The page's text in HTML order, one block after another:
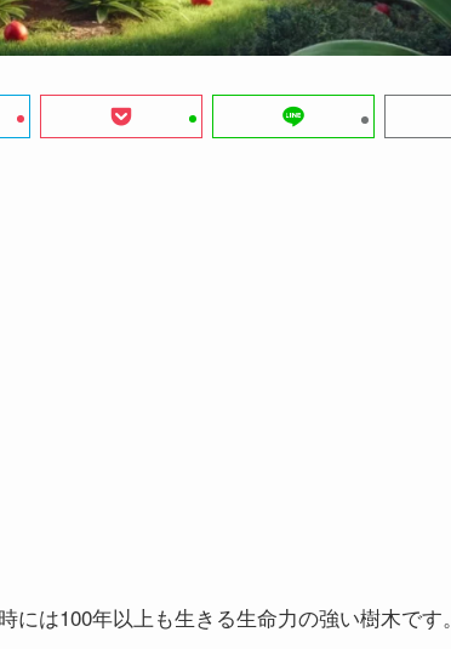
は100年以上も生きる生命力の強い樹木です。